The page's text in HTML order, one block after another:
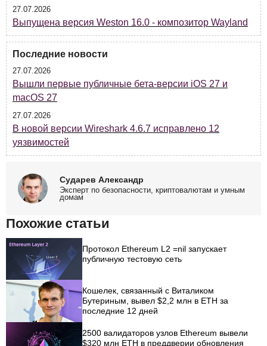
27.07.2026
Выпущена версия Weston 16.0 - композитор Wayland
Последние новости
27.07.2026
Вышли первые публичные бета-версии iOS 27 и
macOS 27
27.07.2026
В новой версии Wireshark 4.6.7 исправлено 12
уязвимостей
Сударев Александр
Эксперт по безопасности, криптовалютам и умным
домам
Похожие статьи
Протокол Ethereum L2 =nil запускает
публичную тестовую сеть
Кошелек, связанный с Виталиком
Бутериным, вывел $2,2 млн в ETH за
последние 12 дней
2500 валидаторов узлов Ethereum вывели
$320 млн ETH в преддверии обновления